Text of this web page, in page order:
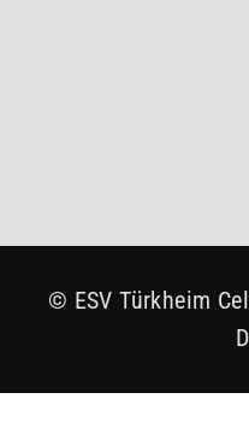
© ESV Türkheim